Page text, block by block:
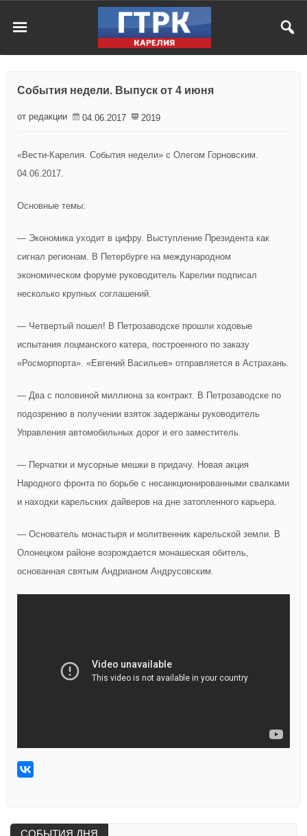
События недели. Выпуск от 4 июня
от редакции 04.06.2017 2019
«Вести-Карелия. События недели» c Олегом Горновским.
04.06.2017.
Основные темы:
— Экономика уходит в цифру. Выступление Президента как
сигнал регионам. В Петербурге на международном
экономическом форуме руководитель Карелии подписал
несколько крупных соглашений.
— Четвертый пошел! В Петрозаводске прошли ходовые
испытания лоцманского катера, построенного по заказу
«Росморпорта». «Евгений Васильев» отправляется в Астрахань.
— Два с половиной миллиона за контракт. В Петрозаводске по
подозрению в получении взяток задержаны руководитель
Управления автомобильных дорог и его заместитель.
— Перчатки и мусорные мешки в придачу. Новая акция
Народного фронта по борьбе с несанкционированными свалками
и находки карельских дайверов на дне затопленного карьера.
— Основатель монастыря и молитвенник карельской земли. В
Олонецком районе возрождается монашеская обитель,
основанная святым Андрианом Андрусовским.